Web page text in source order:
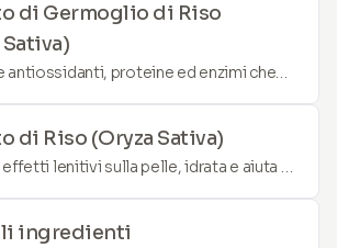
dai danni indotti dai raggi UV.
di Germoglio di Riso
antiossidanti, proteine ed enzimi che
l'idratazione della pelle, aiutano a
di Riso (Oryza Sativa)
effetti lenitivi sulla pelle, idrata e aiuta a
la texture e il tono della pelle grazie al
ingredienti